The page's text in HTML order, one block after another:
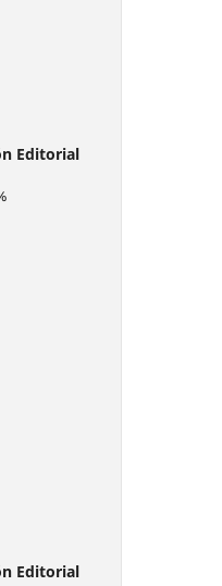
Editorial
Editorial